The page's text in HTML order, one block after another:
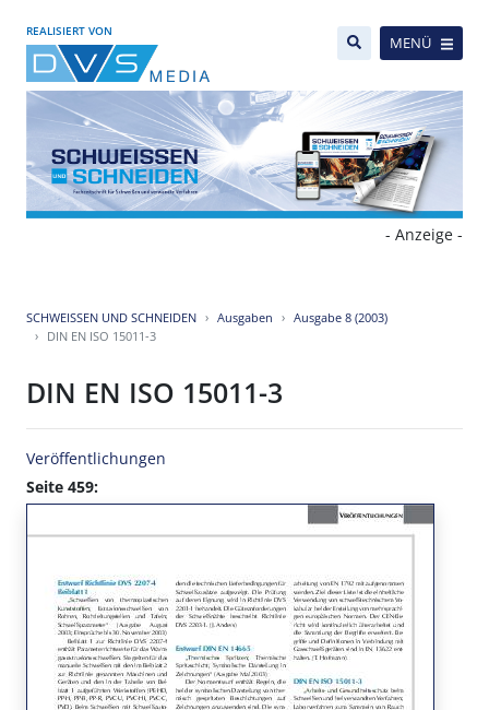
REALISIERT VON
MENÜ
- Anzeige -
SCHWEISSEN UND SCHNEIDEN Ausgaben
Ausgabe 8 (2003)
DIN EN ISO 15011-3
DIN EN ISO 15011-3
Veröffentlichungen
Seite 459: